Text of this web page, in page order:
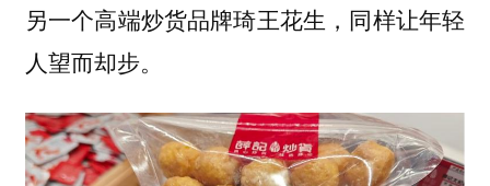
另一个高端炒货品牌琦王花生，同样让年轻
人望而却步。